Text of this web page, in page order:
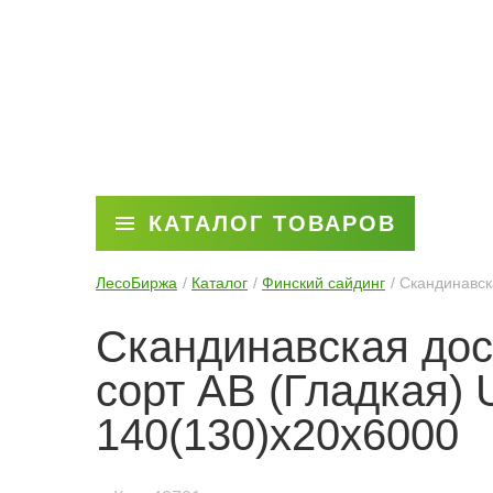
КАТАЛОГ ТОВАРОВ
ЛесоБиржа Каталог Финский сайдинг
Скандинавская
сорт AB (Гладкая)
140(130)х20х6000